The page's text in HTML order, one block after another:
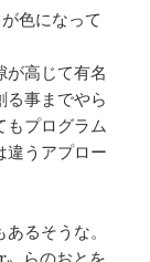
色になって
が高じて有名
る事までやら
もプログラム
違うアプロー
るそうな。
らのおとを